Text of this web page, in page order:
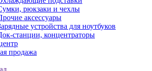
рюкзаки и чехлы
аксессуары
устройства для ноутбуков
станции, концентраторы
продажа